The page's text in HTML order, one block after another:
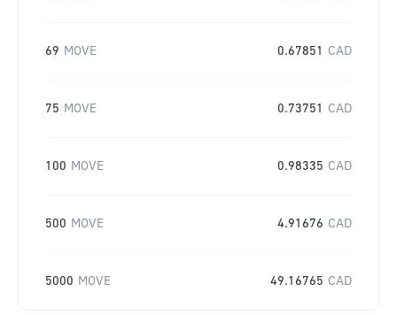
69 MOVE 0.67851 CAD
75 MOVE 0.73751 CAD
100 MOVE 0.98335 CAD
500 MOVE 4.91676 CAD
5000 MOVE 49.16765 CAD